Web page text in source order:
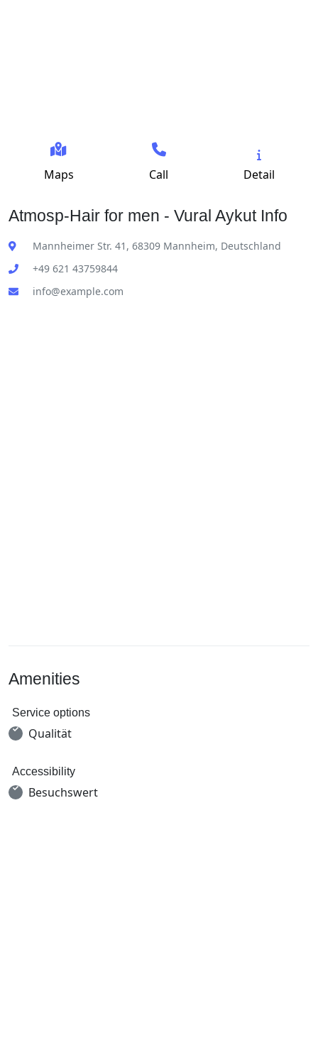
Maps Call Detail
Atmosp-Hair for men - Vural Aykut Info
Mannheimer Str. 41, 68309 Mannheim, Deutschland
+49 621 43759844
info@example.com
Amenities
Service options
Qualität
Accessibility
Besuchswert